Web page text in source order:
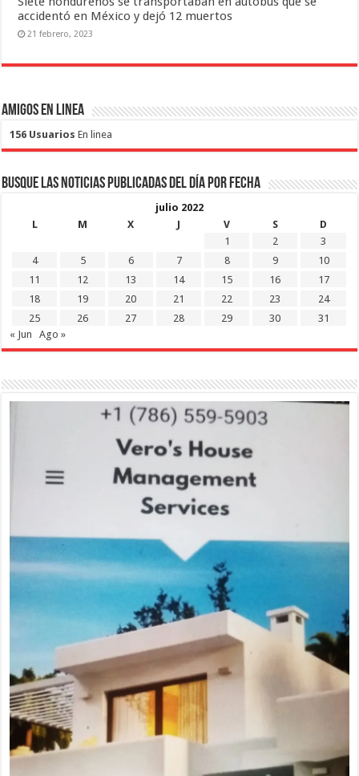
accidentó en México y dejó 12 muertos
21 febrero, 2023
Amigos en Linea
156 Usuarios En linea
Busque las noticias publicadas del día por fecha
julio 2022
L
M X J V S
D
1
2
3
4
5 6 7 8 9
10
11
12 13 14 15 16
17
18
19 20 21 22 23
24
25
26 27 28 29 30
31
« Jun
Ago »